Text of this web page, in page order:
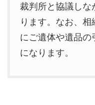
裁判所と協議しな
ります。なお、
にご遺体や遺品の
になります。